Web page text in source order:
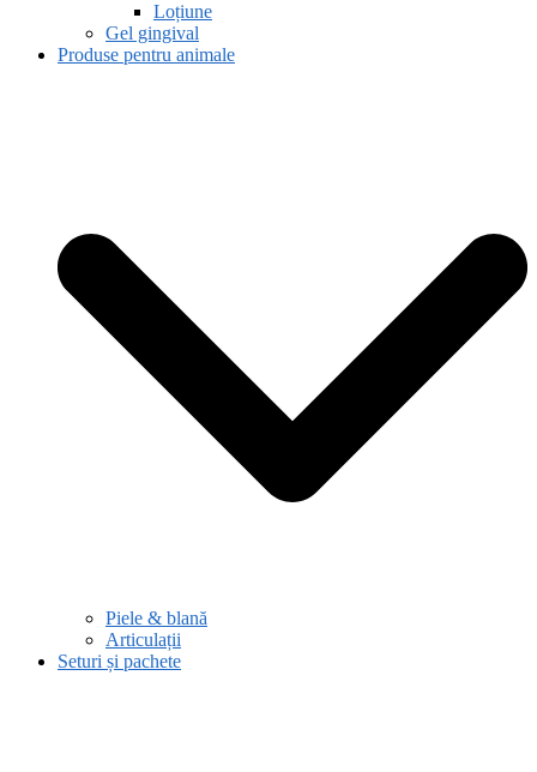
Loțiune
Gel gingival
Produse pentru animale
Piele & blană
Articulații
Seturi și pachete